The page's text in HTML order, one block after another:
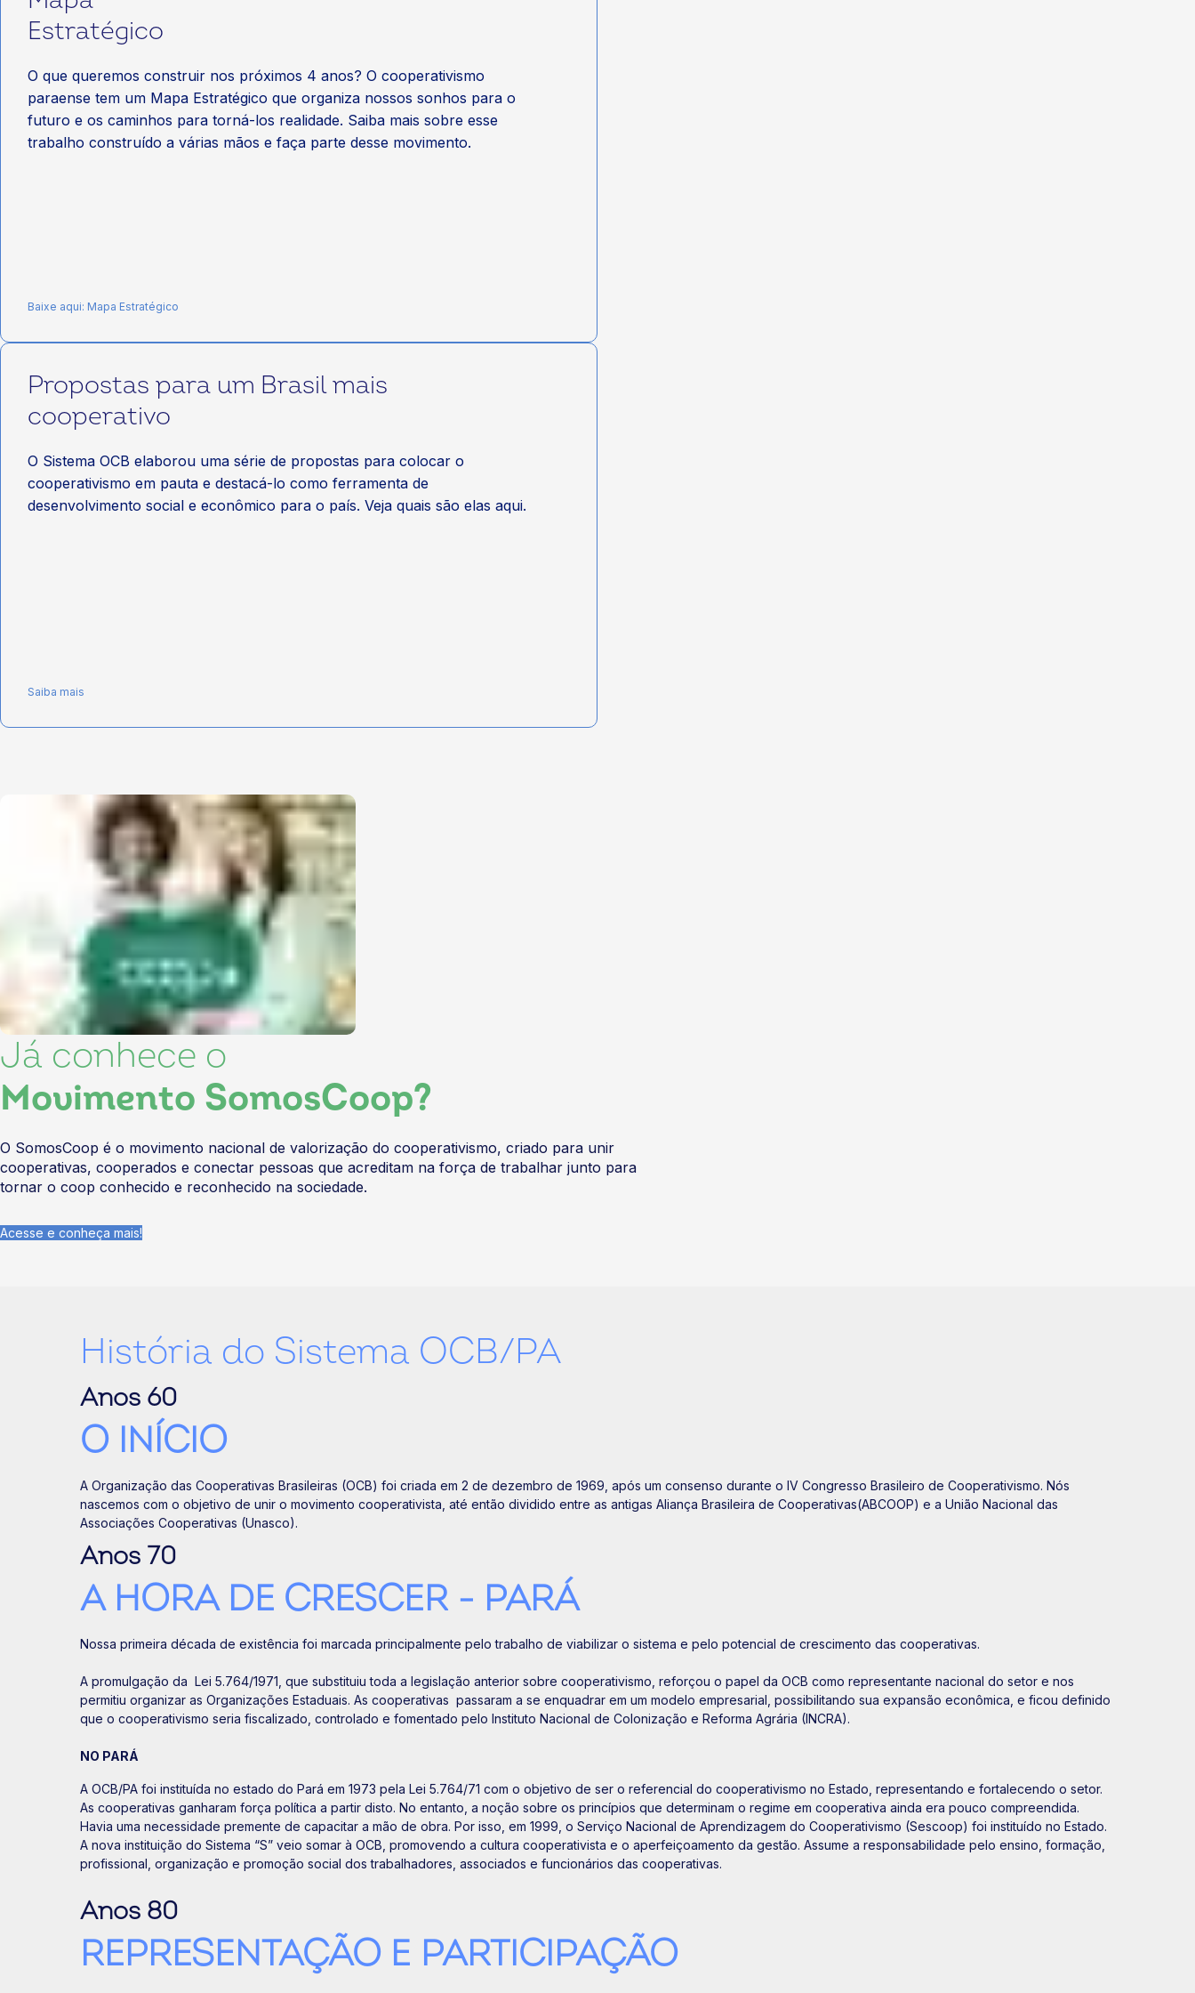
Estratégico
O que queremos construir nos próximos 4 anos? O cooperativismo
paraense tem um Mapa Estratégico que organiza nossos sonhos para o
futuro e os caminhos para torná-los realidade. Saiba mais sobre esse
trabalho construído a várias mãos e faça parte desse movimento.
Baixe aqui: Mapa Estratégico
Propostas para um Brasil mais
cooperativo
O Sistema OCB elaborou uma série de propostas para colocar o
cooperativismo em pauta e destacá-lo como ferramenta de
desenvolvimento social e econômico para o país. Veja quais são elas aqui.
Saiba mais
Já conhece o
Movimento SomosCoop?
O SomosCoop é o movimento nacional de valorização do cooperativismo, criado para unir
cooperativas, cooperados e conectar pessoas que acreditam na força de trabalhar junto para
tornar o coop conhecido e reconhecido na sociedade.
Acesse e conheça mais!
História do Sistema OCB/PA
Anos 60
O INÍCIO
A Organização das Cooperativas Brasileiras (OCB) foi criada em 2 de dezembro de 1969, após um consenso durante o IV Congresso Brasileiro de Cooperativismo. Nós
nascemos com o objetivo de unir o movimento cooperativista, até então dividido entre as antigas Aliança Brasileira de Cooperativas(ABCOOP) e a União Nacional das
Associações Cooperativas (Unasco).
Anos 70
A HORA DE CRESCER - PARÁ
Nossa primeira década de existência foi marcada principalmente pelo trabalho de viabilizar o sistema e pelo potencial de crescimento das cooperativas.
A promulgação da Lei 5.764/1971, que substituiu toda a legislação anterior sobre cooperativismo, reforçou o papel da OCB como representante nacional do setor e nos
permitiu organizar as Organizações Estaduais. As cooperativas passaram a se enquadrar em um modelo empresarial, possibilitando sua expansão econômica, e ficou definido
que o cooperativismo seria fiscalizado, controlado e fomentado pelo Instituto Nacional de Colonização e Reforma Agrária (INCRA).
NO PARÁ
A OCB/PA foi instituída no estado do Pará em 1973 pela Lei 5.764/71 com o objetivo de ser o referencial do cooperativismo no Estado, representando e fortalecendo o setor.
As cooperativas ganharam força política a partir disto. No entanto, a noção sobre os princípios que determinam o regime em cooperativa ainda era pouco compreendida.
Havia uma necessidade premente de capacitar a mão de obra. Por isso, em 1999, o Serviço Nacional de Aprendizagem do Cooperativismo (Sescoop) foi instituído no Estado.
A nova instituição do Sistema “S” veio somar à OCB, promovendo a cultura cooperativista e o aperfeiçoamento da gestão. Assume a responsabilidade pelo ensino, formação,
profissional, organização e promoção social dos trabalhadores, associados e funcionários das cooperativas.
Anos 80
REPRESENTAÇÃO E PARTICIPAÇÃO